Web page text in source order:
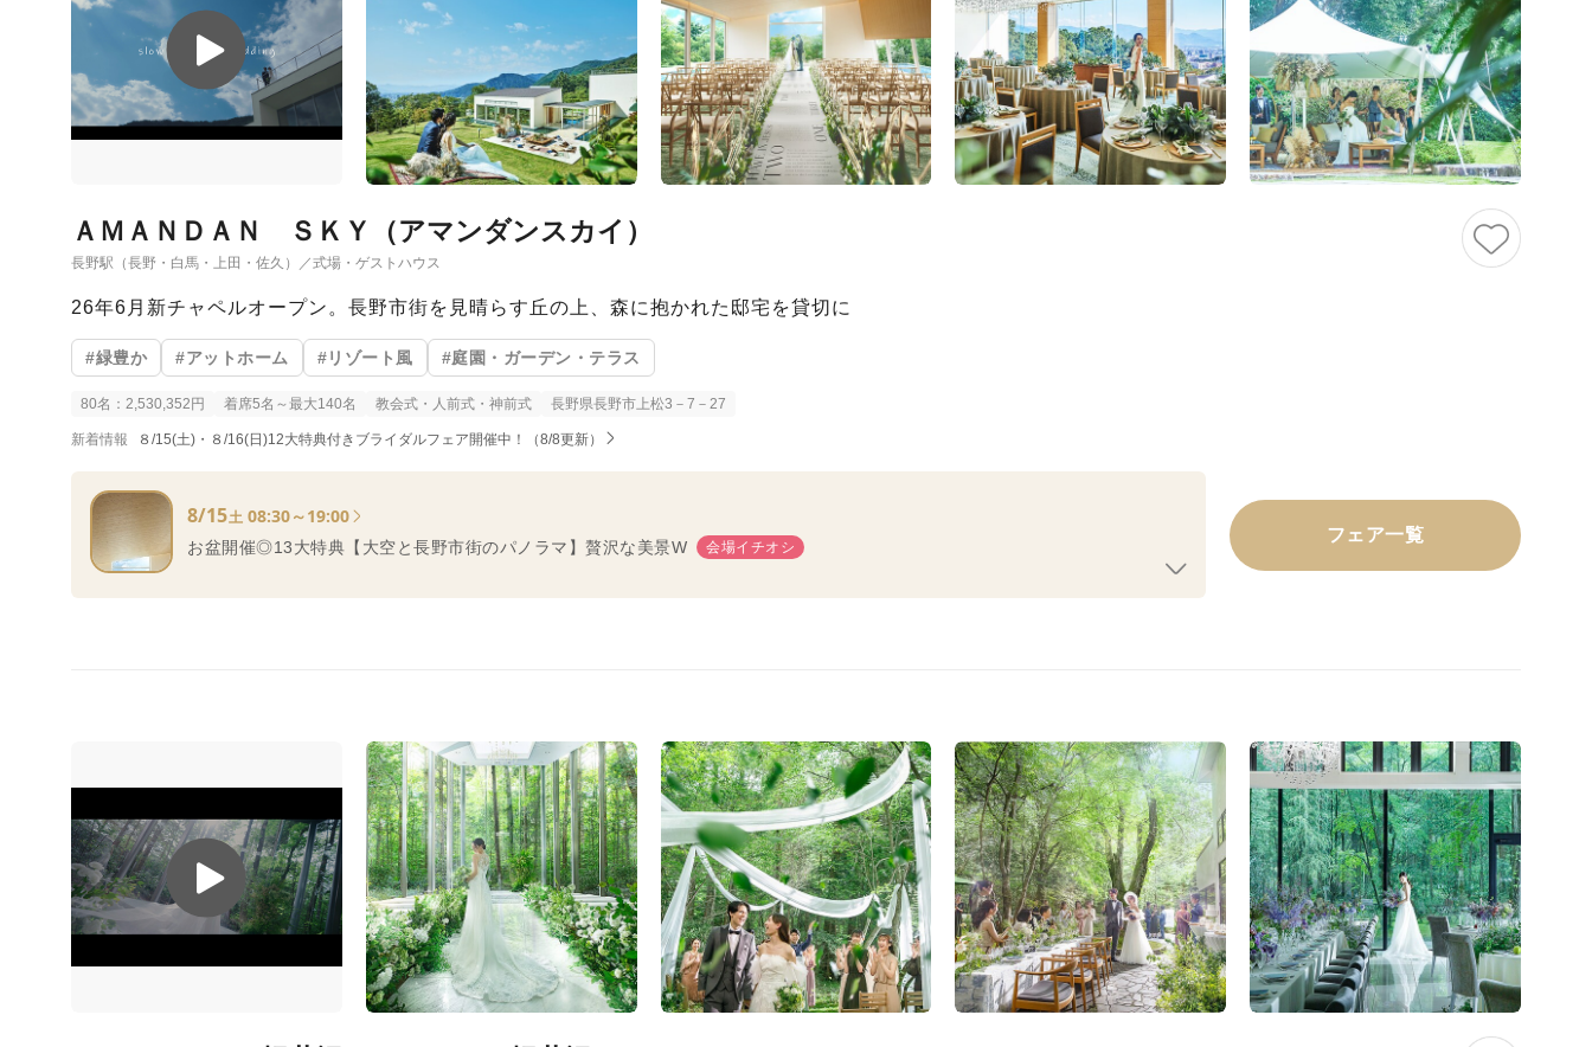
ＡＭＡＮＤＡＮ ＳＫＹ（アマンダンスカイ）
長野駅（長野・白馬・上田・佐久）／式場・ゲストハウス
26年6月新チャペルオープン。長野市街を見晴らす丘の上、森に抱かれた邸宅を貸切に
#緑豊か #アットホーム #リゾート風 #庭園・ガーデン・テラス
80名：2,530,352円 着席5名～最大140名 教会式・人前式・神前式 長野県長野市上松3－7－27
新着情報 ８/15(土)・８/16(日)12大特典付きブライダルフェア開催中！（8/8更新）
8/15土 08:30～19:00
お盆開催◎13大特典【大空と長野市街のパノラマ】贅沢な美景W 会場イチオシ
フェア一覧